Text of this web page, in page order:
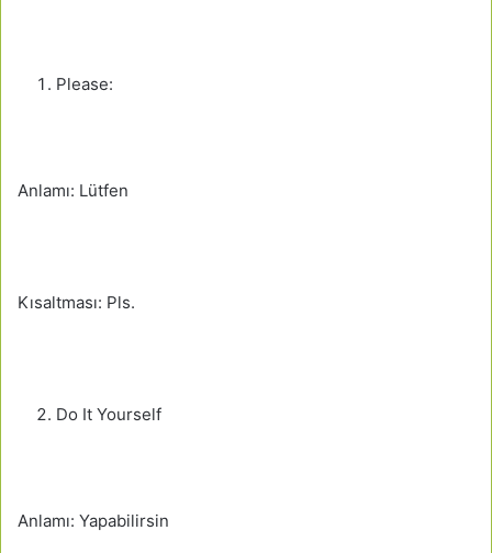
Please:
Anlamı: Lütfen
Kısaltması: Pls.
Do It Yourself
Anlamı: Yapabilirsin